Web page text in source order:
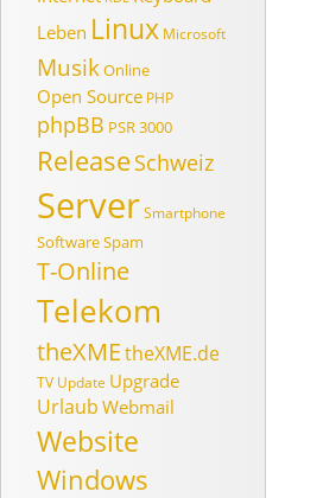
Leben Linux Microsoft
MusikOnline
Open Source PHP
phpBB PSR 3000
ReleaseSchweiz
ServerSmartphone
SoftwareSpam
T-Online
Telekom
theXMEtheXME.de
TV Update Upgrade
Urlaub Webmail
Website
Windows